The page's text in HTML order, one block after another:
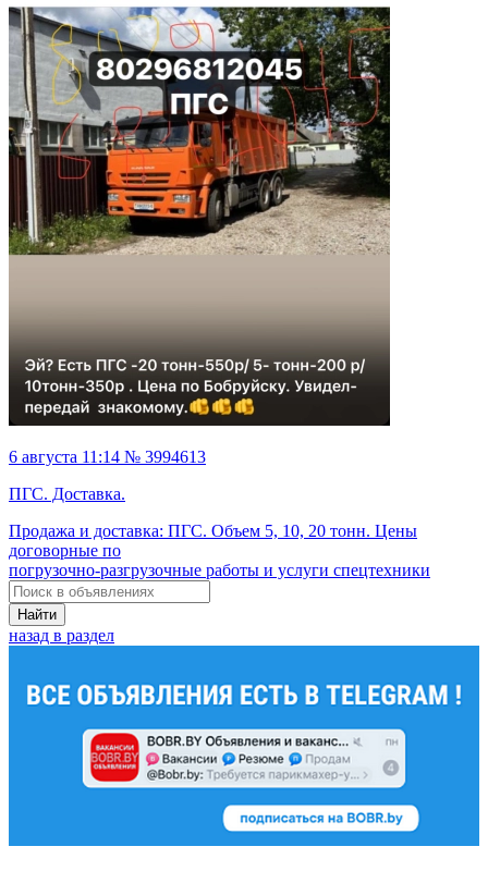
6 августа 11:14 № 3994613
ПГС. Доставка.
Продажа и доставка: ПГС. Объем 5, 10, 20 тонн. Цены
договорные по
погрузочно-разгрузочные работы и услуги спецтехники
Найти
назад в раздел